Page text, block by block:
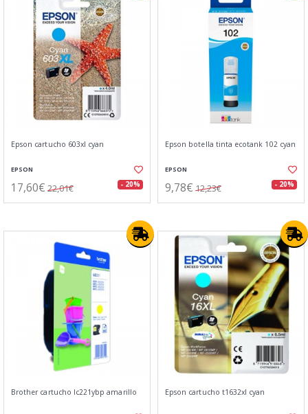
Epson cartucho 603xl cyan
EPSON
17,60€ 22,01€ - 20%
Epson botella tinta ecotank 102 cyan
EPSON
9,78€ 12,23€ - 20%
Brother cartucho lc221ybp amarillo Epson cartucho t1632xl cyan